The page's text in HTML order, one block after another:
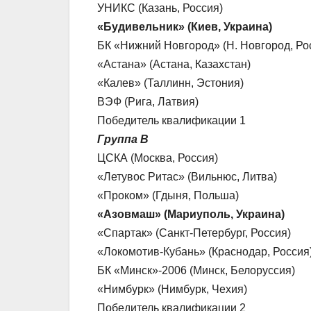
УНИКС (Казань, Россия)
«Будивельник» (Киев, Украина)
БК «Нижний Новгород» (Н. Новгород,
«Астана» (Астана, Казахстан)
«Калев» (Таллинн, Эстония)
ВЭФ (Рига, Латвия)
Победитель квалификации 1
Группа В
ЦСКА (Москва, Россия)
«Летувос Ритас» (Вильнюс, Литва)
«Проком» (Гдыня, Польша)
«Азовмаш» (Мариуполь, Украина)
«Спартак» (Санкт-Петербург, Россия)
«Локомотив-Кубань» (Краснодар,
БК «Минск»-2006 (Минск, Белоруссия)
«Нимбурк» (Нимбурк, Чехия)
Победитель квалификации 2